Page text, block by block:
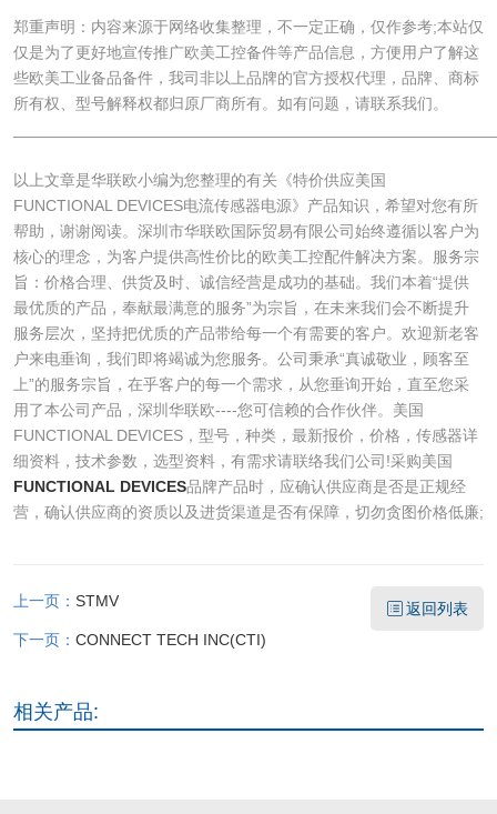
郑重声明：内容来源于网络收集整理，不一定正确，仅作参考;本站仅
仅是为了更好地宣传推广欧美工控备件等产品信息，方便用户了解这
些欧美工业备品备件，我司非以上品牌的官方授权代理，品牌、商标
所有权、型号解释权都归原厂商所有。如有问题，请联系我们。
以上文章是华联欧小编为您整理的有关《特价供应美国
FUNCTIONAL DEVICES电流传感器电源》产品知识，希望对您有所
帮助，谢谢阅读。深圳市华联欧国际贸易有限公司始终遵循以客户为
核心的理念，为客户提供高性价比的欧美工控配件解决方案。服务宗
旨：价格合理、供货及时、诚信经营是成功的基础。我们本着“提供
最优质的产品，奉献最满意的服务”为宗旨，在未来我们会不断提升
服务层次，坚持把优质的产品带给每一个有需要的客户。欢迎新老客
户来电垂询，我们即将竭诚为您服务。公司秉承“真诚敬业，顾客至
上”的服务宗旨，在乎客户的每一个需求，从您垂询开始，直至您采
用了本公司产品，深圳华联欧----您可信赖的合作伙伴。美国
FUNCTIONAL DEVICES，型号，种类，最新报价，价格，传感器详
细资料，技术参数，选型资料，有需求请联络我们公司!采购美国
FUNCTIONAL DEVICES品牌产品时，应确认供应商是否是正规经
营，确认供应商的资质以及进货渠道是否有保障，切勿贪图价格低廉;
上一页： STMV
下一页： CONNECT TECH INC(CTI)
返回列表
相关产品: